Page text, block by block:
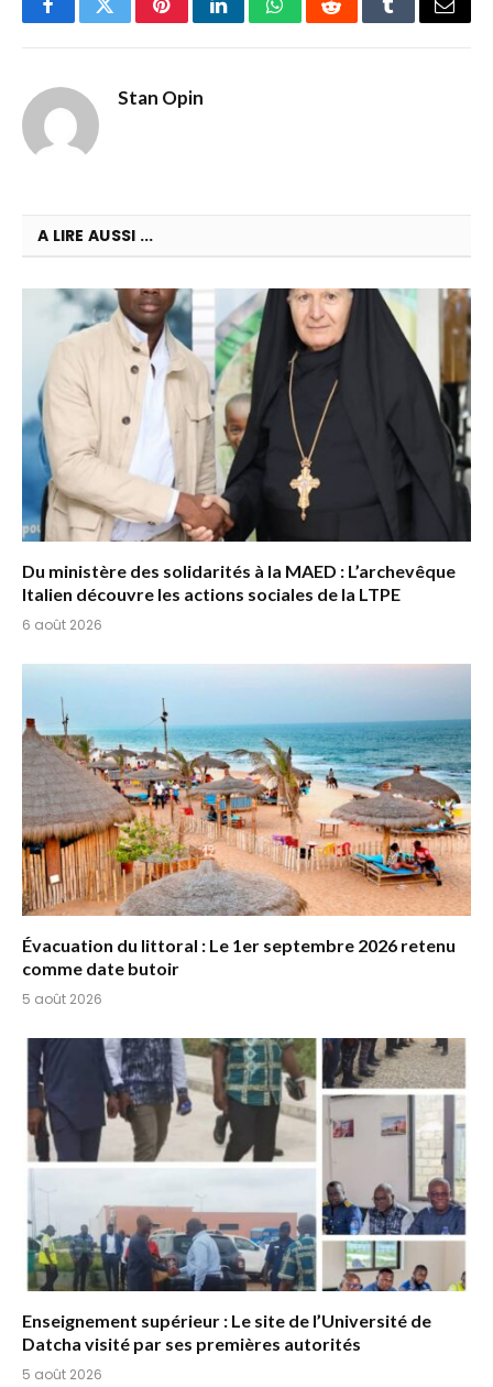
FacebookTwitterPinterestLinkedInWhatsAppRedditTumblrEmail
Stan Opin
A LIRE AUSSI ...
Du ministère des solidarités à la MAED : L’archevêque
Italien découvre les actions sociales de la LTPE
6 août 2026
Évacuation du littoral : Le 1er septembre 2026 retenu
comme date butoir
5 août 2026
Enseignement supérieur : Le site de l’Université de
Datcha visité par ses premières autorités
5 août 2026